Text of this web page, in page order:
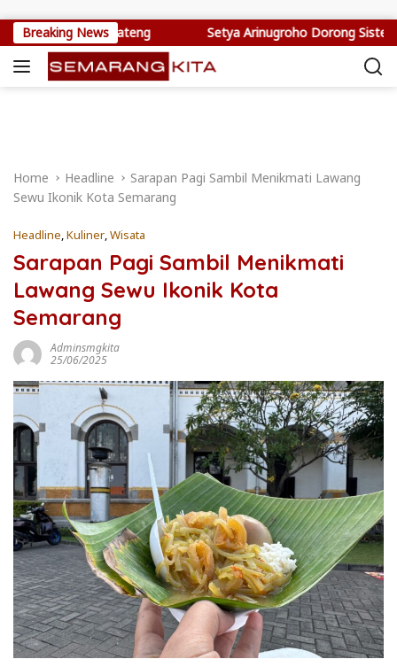
Breaking News
SDM Jateng Setya Arinugroho Dorong Sistem
Home Headline
Sarapan Pagi Sambil Menikmati Lawang
Sewu Ikonik Kota Semarang
Headline,Kuliner,Wisata
Sarapan Pagi Sambil Menikmati
Lawang Sewu Ikonik Kota
Semarang
Adminsmgkita
25/06/2025